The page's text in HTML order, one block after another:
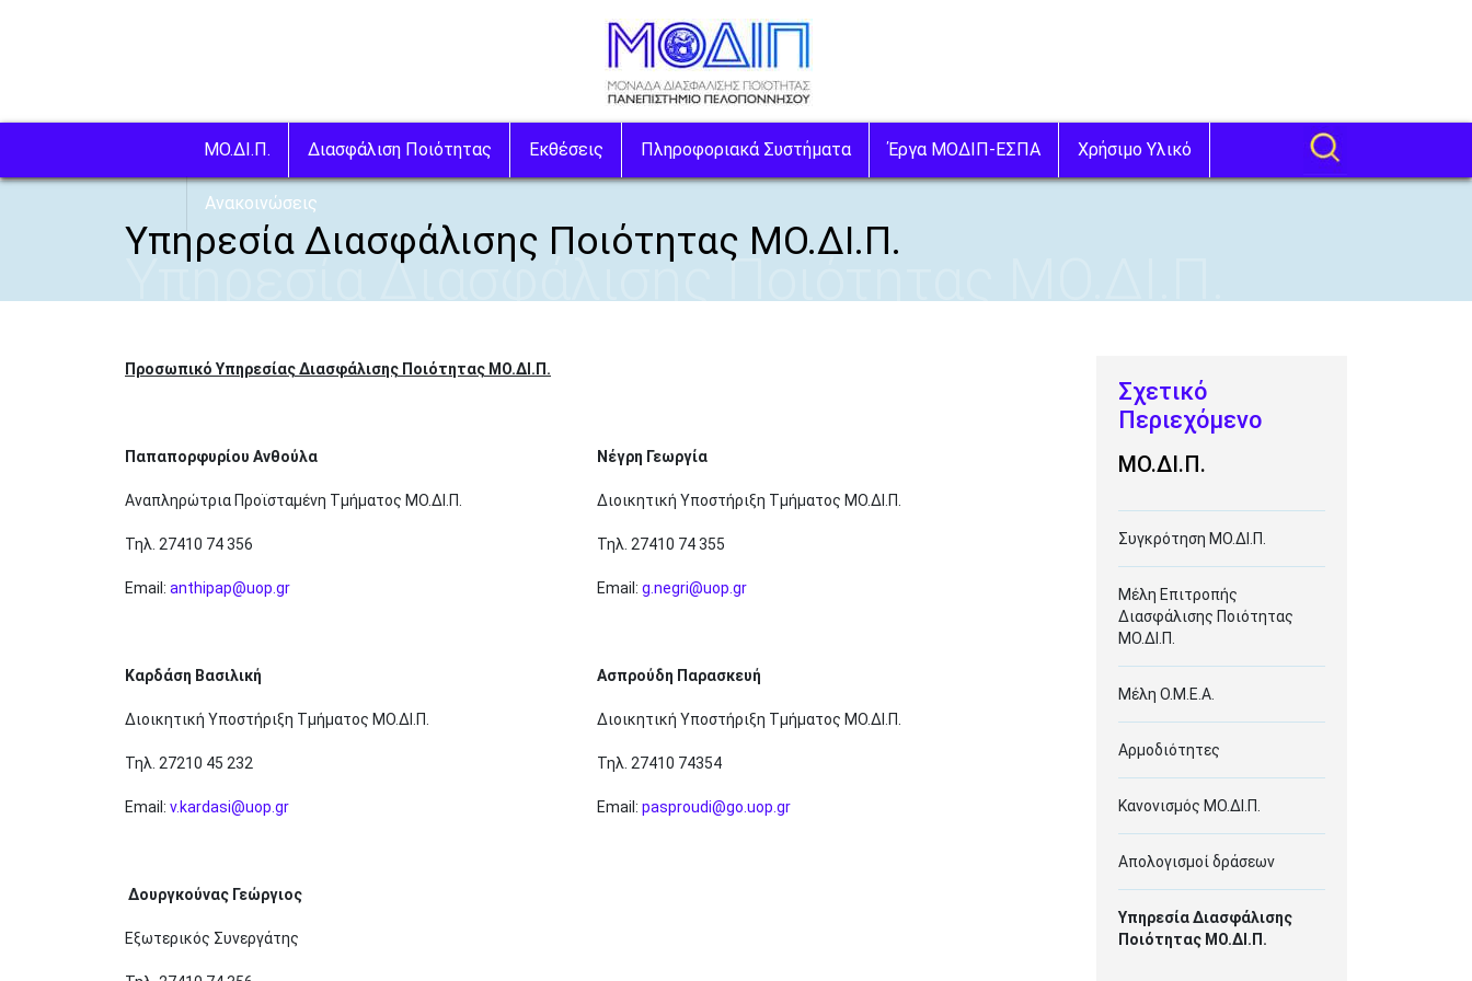
Image
ΜΟ.ΔΙ.Π. Διασφάλιση Ποιότητας Εκθέσεις Πληροφοριακά Συστήματα Έργα ΜΟΔΙΠ-ΕΣΠΑ Χρήσιμο Υλικό
Ανακοινώσεις
Υπηρεσία Διασφάλισης Ποιότητας ΜΟ.ΔΙ.Π.
Υπηρεσία Διασφάλισης Ποιότητας ΜΟ.ΔΙ.Π.
Προσωπικό Υπηρεσίας Διασφάλισης Ποιότητας ΜΟ.ΔΙ.Π.
Παπαπορφυρίου Ανθούλα
Αναπληρώτρια Προϊσταμένη Τμήματος ΜΟ.ΔΙ.Π.
Τηλ. 27410 74 356
Email: anthipap@uop.gr
Νέγρη Γεωργία
Διοικητική Υποστήριξη Τμήματος ΜΟ.ΔΙ.Π.
Τηλ. 27410 74 355
Email: g.negri@uop.gr
Καρδάση Βασιλική
Διοικητική Υποστήριξη Τμήματος ΜΟ.ΔΙ.Π.
Τηλ. 27210 45 232
Email: v.kardasi@uop.gr
Ασπρούδη Παρασκευή
Διοικητική Υποστήριξη Τμήματος ΜΟ.ΔΙ.Π.
Τηλ. 27410 74354
Email: pasproudi@go.uop.gr
Δουργκούνας Γεώργιος
Εξωτερικός Συνεργάτης
ΜΟ.ΔΙ.Π.
Συγκρότηση ΜΟ.ΔΙ.Π.
Μέλη Επιτροπής
Διασφάλισης Ποιότητας
ΜΟ.ΔΙ.Π.
Μέλη Ο.Μ.Ε.Α.
Αρμοδιότητες
Κανονισμός ΜΟ.ΔΙ.Π.
Απολογισμοί δράσεων
Υπηρεσία Διασφάλισης
Ποιότητας ΜΟ.ΔΙ.Π.